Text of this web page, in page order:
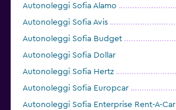
Autonoleggi Sofia Alamo
Autonoleggi Sofia Avis
Autonoleggi Sofia Budget
Autonoleggi Sofia Dollar
Autonoleggi Sofia Hertz
Autonoleggi Sofia Europcar
Autonoleggi Sofia Enterprise Rent-A-Car